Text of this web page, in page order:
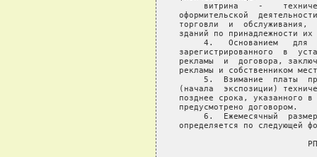
витрина    -
оформительской
торговли  и  обслуживания,
зданий по принадлежности
4.   Основанием   для
зарегистрированного  в
рекламы  и  договора,
рекламы и собственником
5.  Взимание  платы
(начала  экспозиции)
позднее срока, указанного
предусмотрено договором.
6.  Ежемесячный
определяется по следующей